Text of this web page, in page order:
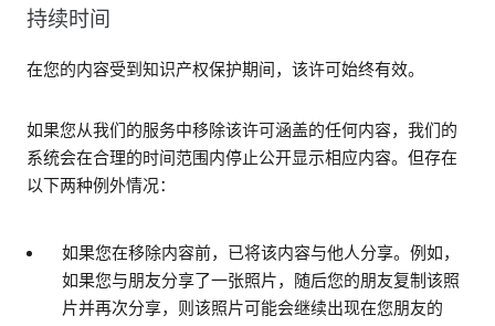
持续时间
在您的内容受到知识产权保护期间，该许可始终有效。
如果您从我们的服务中移除该许可涵盖的任何内容，我们的
系统会在合理的时间范围内停止公开显示相应内容。但存在
以下两种例外情况：
如果您在移除内容前，已将该内容与他人分享。例如，
如果您与朋友分享了一张照片，随后您的朋友复制该照
片并再次分享，则该照片可能会继续出现在您朋友的